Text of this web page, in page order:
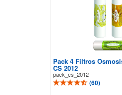
Pack 4 Filtros
CS 2012
pack_cs_2012
(60)